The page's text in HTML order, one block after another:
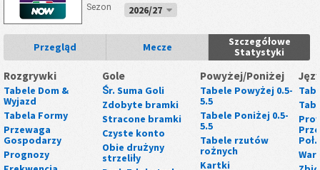
Sezon 2026/27
Przegląd Mecze
Szczegółowe
Statystyki
Rozgrywki
Tabele Dom &
Wyjazd
Tabela Formy
Przewaga
Gospodarzy
Prognozy
Gole
Śr. Suma Goli
Zdobyte bramki
Stracone bramki
Czyste konto
Obie drużyny
strzeliły
Powyżej/Poniżej
Tabele Powyżej 0.5-
5.5
Tabele Poniżej 0.5-
5.5
Tabele rzutów
rożnych
Kartki
Poł.